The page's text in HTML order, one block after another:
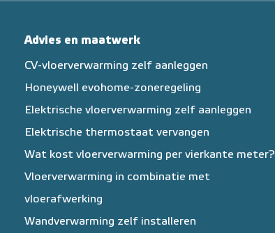
Advies en maatwerk
CV-vloerverwarming zelf aanleggen
Honeywell evohome-zoneregeling
Elektrische vloerverwarming zelf aanleggen
Elektrische thermostaat vervangen
Wat kost vloerverwarming per vierkante meter?
Vloerverwarming in combinatie met
vloerafwerking
Wandverwarming zelf installeren